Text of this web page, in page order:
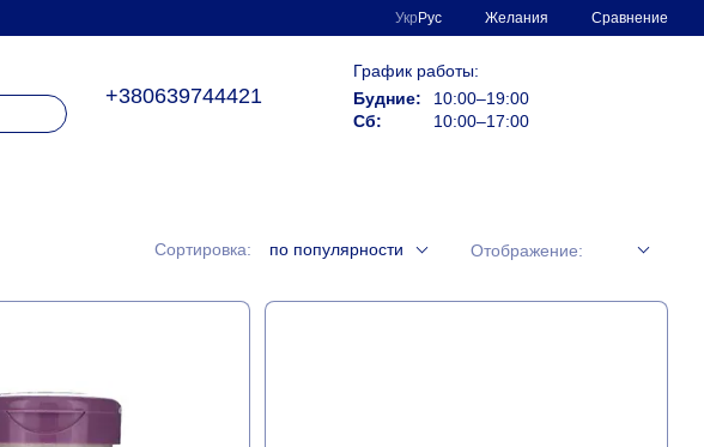
Укр Рус Желания Сравнение
+380639744421
График работы:
Будние:
10:00–19:00
Сб:
10:00–17:00
Сортировка: по популярности Отображение: